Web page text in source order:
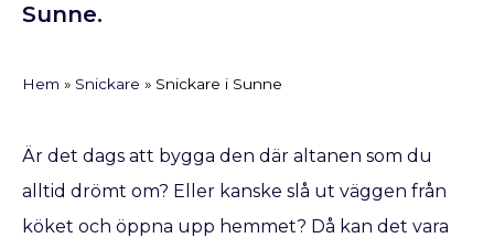
Sunne.
Hem » Snickare » Snickare i Sunne
Är det dags att bygga den där altanen som du
alltid drömt om? Eller kanske slå ut väggen från
köket och öppna upp hemmet? Då kan det vara